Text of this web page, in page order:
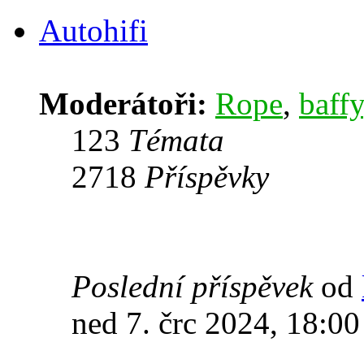
Autohifi
Moderátoři: Rope, baffy
123 Témata
2718 Příspěvky
Poslední příspěvekod
ned 7. črc 2024, 18:00